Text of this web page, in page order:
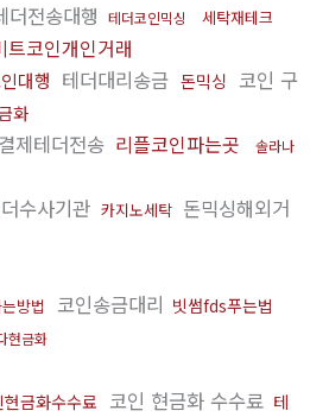
더전송대행 테더코인믹싱
세탁재테크
트코인개인거래
대행 테더대리송금 돈믹싱 코인 구
화
제테더전송 리플코인파는곳
솔라나
수사기관 카지노세탁 돈믹싱해외거
방법 코인송금대리 빗썸fds푸는법
현금화
현금화수수료 코인 현금화 수수료 테